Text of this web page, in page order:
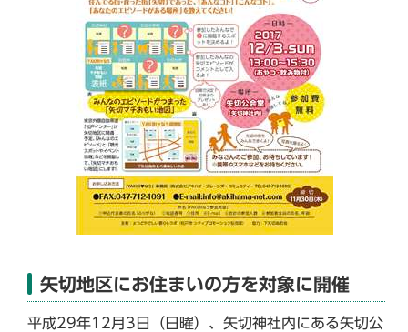
矢切地区にお住まいの方を対象に開催
平成29年12月3日（日曜）、矢切神社内にある矢切公